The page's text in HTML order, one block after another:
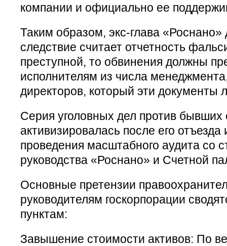
компании и официально ее
Таким образом, экс-глава «Роснано»
следствие считает отчетность
преступной, то обвинения должны
исполнителям из числа
директоров, который эти документы
Серия уголовных дел против бывших
активизировалась после его
проведения масштабного аудита со
руководства «Роснано» и Счетной
Основные претензии
руководителям госкорпорации
пунктам:
Завышение стоимости активов: По